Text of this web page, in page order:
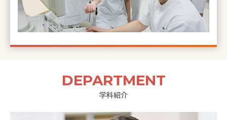
DEPARTMENT
学科紹介